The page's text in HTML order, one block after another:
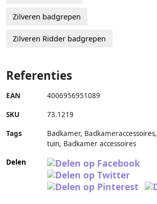
Zilveren badgrepen
Zilveren Ridder badgrepen
Referenties
EAN 4006956951089
SKU 73.1219
Tags
Badkamer,
tuin, Badkamer accessoires
Delen